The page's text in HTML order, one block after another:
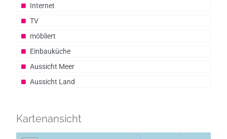
Internet
TV
möbliert
Einbauküche
Aussicht Meer
Aussicht Land
Kartenansicht